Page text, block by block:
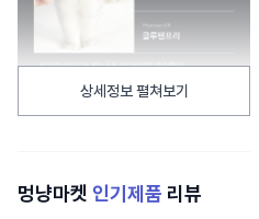
상세정보 펼쳐보기
멍냥마켓 인기제품 리뷰